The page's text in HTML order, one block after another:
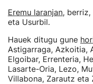
Eremu laranjan, berriz,
eta Usurbil.
Hauek ditugu gune
Astigarraga, Azkoitia,
Elgoibar, Errenteria,
Lasarte-Oria, Lezo,
Villabona, Zarautz eta